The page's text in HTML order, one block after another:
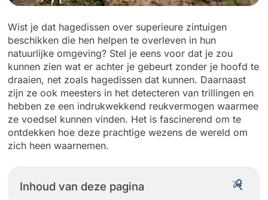
Wist je dat hagedissen over superieure zintuigen
beschikken die hen helpen te overleven in hun
natuurlijke omgeving? Stel je eens voor dat je zou
kunnen zien wat er achter je gebeurt zonder je hoofd te
draaien, net zoals hagedissen dat kunnen. Daarnaast
zijn ze ook meesters in het detecteren van trillingen en
hebben ze een indrukwekkend reukvermogen waarmee
ze voedsel kunnen vinden. Het is fascinerend om te
ontdekken hoe deze prachtige wezens de wereld om
zich heen waarnemen.
Inhoud van deze pagina